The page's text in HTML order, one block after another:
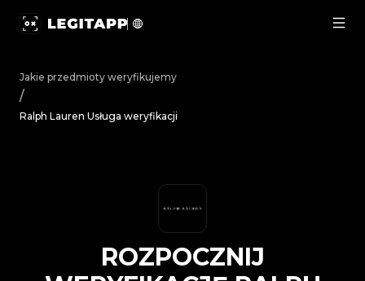
Jakie przedmioty weryfikujemy
/
Ralph Lauren Usługa weryfikacji
ROZPOCZNIJ